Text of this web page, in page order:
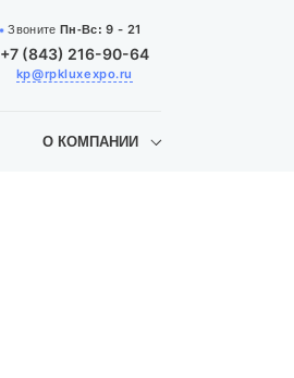
Звоните Пн-Вс:9 - 21
+7 (843) 216-90-64
kp@rpkluxexpo.ru
О КОМПАНИИ